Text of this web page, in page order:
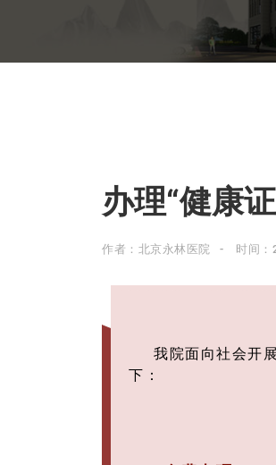
办理“健康
作者：北京永林医院 时间：
我院面向社会开
下：